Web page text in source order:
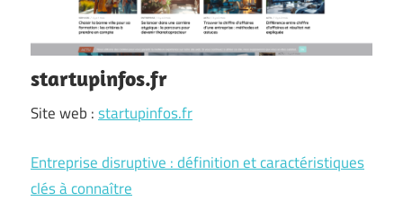
startupinfos.fr
Site web :startupinfos.fr
Entreprise disruptive : définition et caractéristiques
clés à connaître